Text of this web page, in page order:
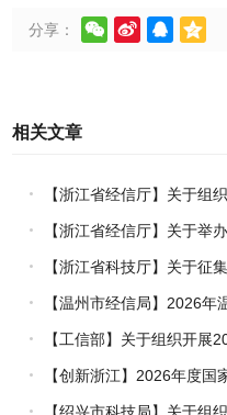
分享：    
相关文章
【浙江省经信厅】关于组
业园区遴选申报工作的通知
【浙江省经信厅】关于举
能竞赛的通知
【浙江省科技厅】关于征
的通知【温州市经信局】2026
【工信部】关于组织开展
企业推荐工作的通知
【创新浙江】2026年度
究专项（试点）项目指南
【绍兴市科技局】关于组